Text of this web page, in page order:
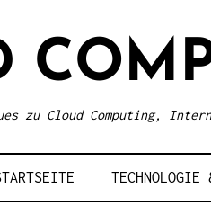
zu Cloud Computing,
TECHNOLOGIE